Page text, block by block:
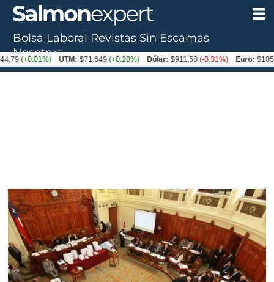
Bolsa Laboral Revistas Sin Escamas
Nosotros
UTM: $71.649 (+0.20%) Dólar: $911,58 (-0.31%) Euro: $1053,36(-